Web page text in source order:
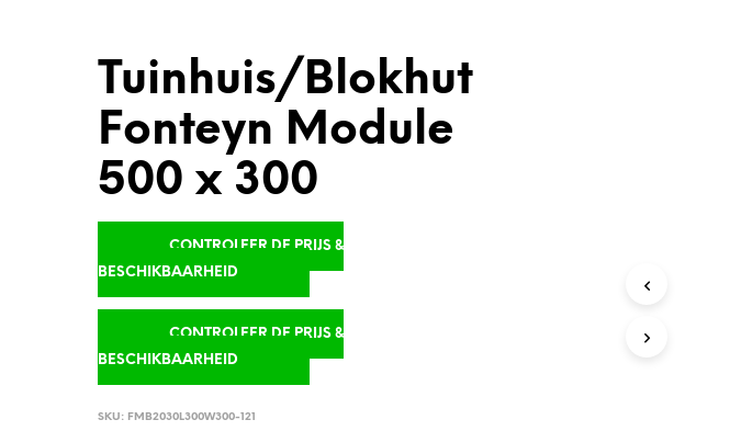
Tuinhuis/Blokhut
Fonteyn Module
500 x 300
CONTROLEER DE PRIJS &
BESCHIKBAARHEID
CONTROLEER DE PRIJS &
BESCHIKBAARHEID
SKU: FMB2030L300W300-121